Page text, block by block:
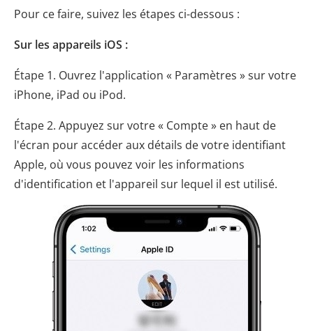
Pour ce faire, suivez les étapes ci-dessous :
Sur les appareils iOS :
Étape 1. Ouvrez l'application « Paramètres » sur votre
iPhone, iPad ou iPod.
Étape 2. Appuyez sur votre « Compte » en haut de
l'écran pour accéder aux détails de votre identifiant
Apple, où vous pouvez voir les informations
d'identification et l'appareil sur lequel il est utilisé.